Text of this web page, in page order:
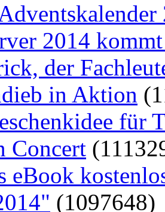
2014
der
in Aktion
für
Concert
eBook
(1097648)